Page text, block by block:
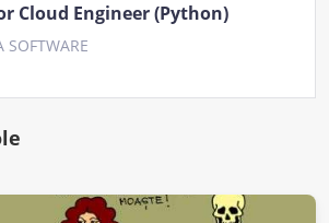
Cloud Engineer (Python)
SOFTWARE